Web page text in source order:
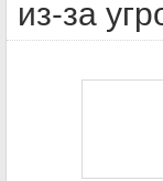
из-за